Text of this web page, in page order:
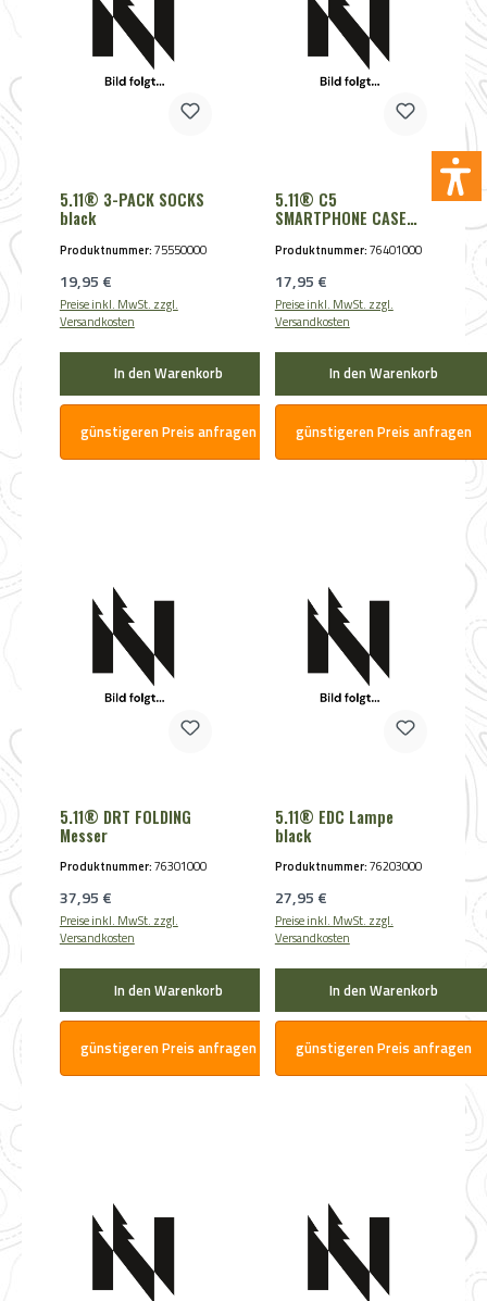
5.11® 3-PACK SOCKS
black
Produktnummer:75550000
Regulärer Preis:
19,95 €
Preise inkl. MwSt. zzgl.
Versandkosten
In den Warenkorb
günstigeren Preis anfragen
5.11® C5
SMARTPHONE CASE
Produktnummer:76401000
Regulärer Preis:
17,95 €
Preise inkl. MwSt. zzgl.
Versandkosten
In den Warenkorb
günstigeren Preis anfragen
5.11® DRT FOLDING
Messer
Produktnummer:76301000
Regulärer Preis:
37,95 €
Preise inkl. MwSt. zzgl.
Versandkosten
In den Warenkorb
günstigeren Preis anfragen
5.11® EDC Lampe
black
Produktnummer:76203000
Regulärer Preis:
27,95 €
Preise inkl. MwSt. zzgl.
Versandkosten
In den Warenkorb
günstigeren Preis anfragen